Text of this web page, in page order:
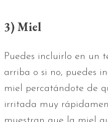
3) Miel
Puedes incluirlo en un
arriba o si no, puedes
miel percatándote de
irritada muy